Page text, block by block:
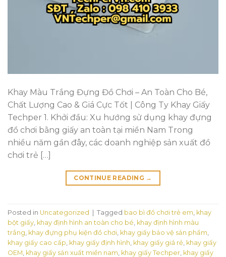
Khay Màu Trắng Đựng Đồ Chơi – An Toàn Cho Bé,
Chất Lượng Cao & Giá Cực Tốt | Công Ty Khay Giấy
Techper 1. Khởi đầu: Xu hướng sử dụng khay đựng
đồ chơi bằng giấy an toàn tại miền Nam Trong
nhiều năm gần đây, các doanh nghiệp sản xuất đồ
chơi trẻ […]
CONTINUE READING →
Posted in Uncategorized Tagged bao bì đồ chơi trẻ em khay
bột giấy khay định hình an toàn cho bé khay định hình màu
trắng khay đựng phụ kiện đồ chơi khay giấy bảo vệ sản phẩm
khay giấy cao cấp khay giấy định hình khay giấy giá rẻ khay giấy
OEM khay giấy sản xuất miền nam khay giấy Techper khay giấy